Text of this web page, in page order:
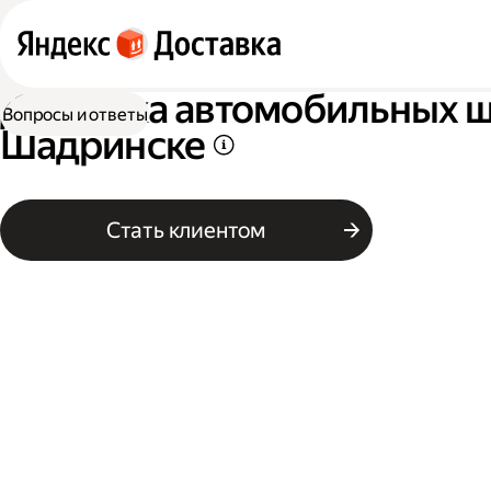
Доставка автомобильных
Шадринске
Стать клиентом
Вопросы и ответы